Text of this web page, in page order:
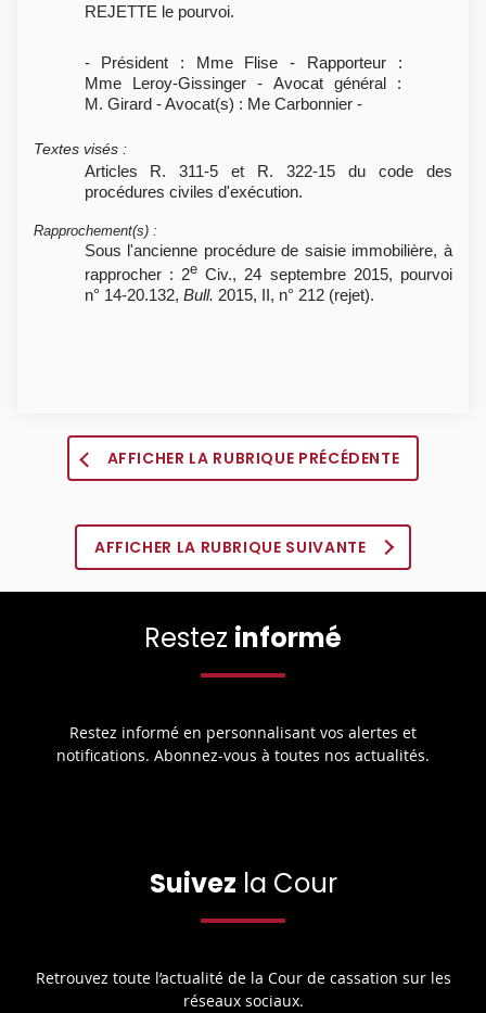
REJETTE le pourvoi.
- Président : Mme Flise - Rapporteur :
Mme Leroy-Gissinger - Avocat général :
M. Girard - Avocat(s) : Me Carbonnier -
Textes visés :
Articles R. 311-5 et R. 322-15 du code des
procédures civiles d'exécution.
Rapprochement(s) :
Sous l'ancienne procédure de saisie immobilière, à
rapprocher : 2eCiv., 24 septembre 2015, pourvoi
n° 14-20.132, Bull. 2015, II, n° 212 (rejet).
AFFICHER LA RUBRIQUE PRÉCÉDENTE
AFFICHER LA RUBRIQUE SUIVANTE
Restez informé
Restez informé en personnalisant vos alertes et
notifications. Abonnez-vous à toutes nos actualités.
Suivez la Cour
Retrouvez toute l’actualité de la Cour de cassation sur les
réseaux sociaux.